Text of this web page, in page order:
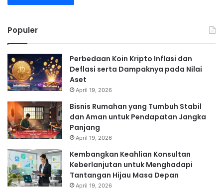
Populer
Perbedaan Koin Kripto Inflasi dan
Deflasi serta Dampaknya pada Nilai
Aset
April 19, 2026
Bisnis Rumahan yang Tumbuh Stabil
dan Aman untuk Pendapatan Jangka
Panjang
April 19, 2026
Kembangkan Keahlian Konsultan
Keberlanjutan untuk Menghadapi
Tantangan Hijau Masa Depan
April 19, 2026